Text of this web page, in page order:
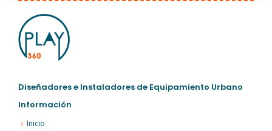
Diseñadores e Instaladores de Equipamiento Urbano
Información
Inicio